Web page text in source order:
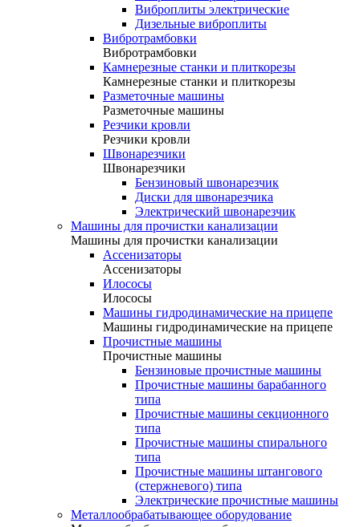
Виброплиты электрические
Дизельные виброплиты
Вибротрамбовки
Вибротрамбовки
Камнерезные станки и плиткорезы
Камнерезные станки и плиткорезы
Разметочные машины
Разметочные машины
Резчики кровли
Резчики кровли
Швонарезчики
Швонарезчики
Бензиновый швонарезчик
Диски для швонарезчика
Электрический швонарезчик
Машины для прочистки канализации
Машины для прочистки канализации
Ассенизаторы
Ассенизаторы
Илососы
Илососы
Машины гидродинамические на прицепе
Машины гидродинамические на прицепе
Прочистные машины
Прочистные машины
Бензиновые прочистные машины
Прочистные машины барабанного
типа
Прочистные машины секционного
типа
Прочистные машины спирального
типа
Прочистные машины штангового
(стержневого) типа
Электрические прочистные машины
Металлообрабатывающее оборудование